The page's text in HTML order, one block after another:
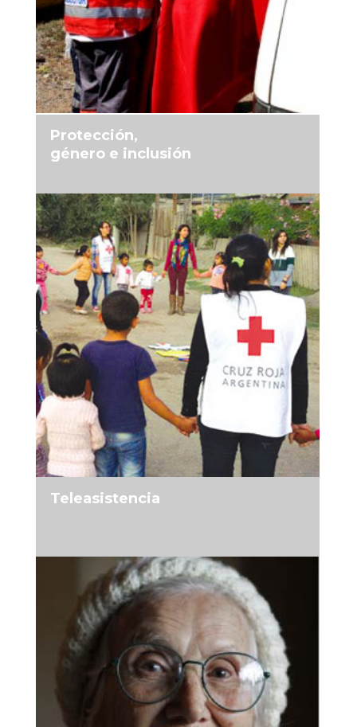
Protección,
género e inclusión
MÁS INFORMACIÓN
Teleasistencia
MÁS INFORMACIÓN